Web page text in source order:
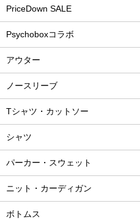
PriceDown SALE
Psychoboxコラボ
アウター
ノースリーブ
Tシャツ・カットソー
シャツ
パーカー・スウェット
ニット・カーディガン
ボトムス